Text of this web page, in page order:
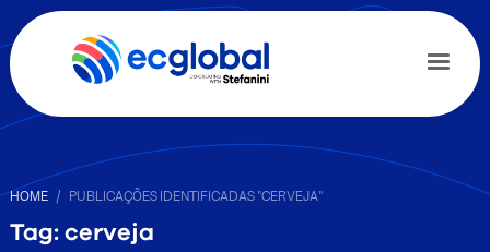
HOME PUBLICAÇÕES IDENTIFICADAS "CERVEJA"
Tag: cerveja